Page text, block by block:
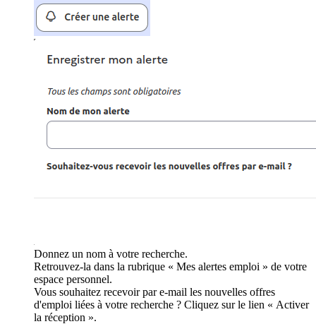
Donnez un nom à votre recherche.
Retrouvez-la dans la rubrique « Mes alertes emploi » de votre
espace personnel.
Vous souhaitez recevoir par e-mail les nouvelles offres
d'emploi liées à votre recherche ? Cliquez sur le lien « Activer
la réception ».